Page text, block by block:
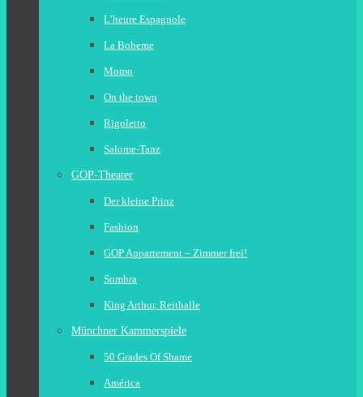
L’heure Espagnole
La Boheme
Momo
On the town
Rigoletto
Salome-Tanz
GOP-Theater
Der kleine Prinz
Fashion
GOP Appartement – Zimmer frei!
Sombra
King Arthur, Reithalle
Münchner Kammerspiele
50 Grades Of Shame
América